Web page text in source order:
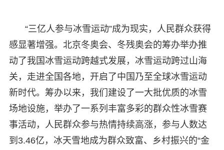
“三亿人参与冰雪运动”成为现实，人民群众获得
感显著增强。北京冬奥会、冬残奥会的筹办举办推
动了我国冰雪运动跨越式发展，冰雪运动跨过山海
关，走进全国各地，开启了中国乃至全球冰雪运动
新时代。筹办以来，我们建设了一大批优质的冰雪
场地设施，举办了一系列丰富多彩的群众性冰雪赛
事活动，人民群众参与热情持续高涨，参与人数达
到3.46亿，冰天雪地成为群众致富、乡村振兴的“金